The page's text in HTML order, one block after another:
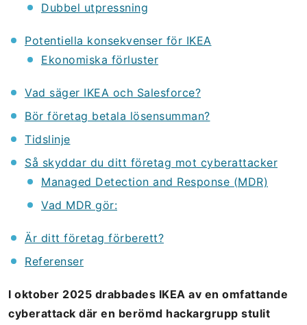
Dubbel utpressning
Potentiella konsekvenser för IKEA
Ekonomiska förluster
Vad säger IKEA och Salesforce?
Bör företag betala lösensumman?
Tidslinje
Så skyddar du ditt företag mot cyberattacker
Managed Detection and Response (MDR)
Vad MDR gör:
Är ditt företag förberett?
Referenser
I oktober 2025 drabbades IKEA av en omfattande
cyberattack där en berömd hackargrupp stulit